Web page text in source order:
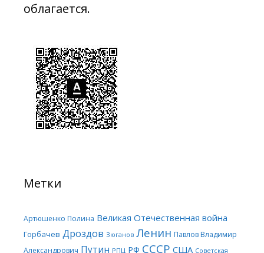
облагается.
Метки
Артюшенко Полина Великая Отечественная война
Горбачев Дроздов Зюганов Ленин Павлов Владимир
Александрович Путин РПЦ РФ СССР США Советская